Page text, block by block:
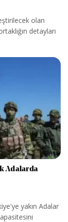
olan
detayları
Adalarda
yakın Adalar